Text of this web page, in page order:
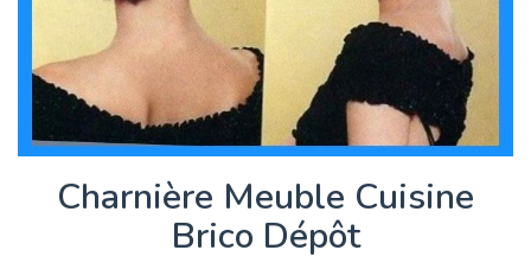
Charnière Meuble Cuisine
Brico Dépôt